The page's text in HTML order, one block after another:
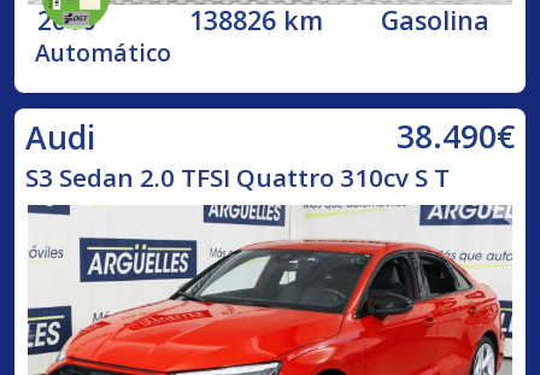
2016 138826 km Gasolina
Automático
Audi 38.490€
S3 Sedan 2.0 TFSI Quattro 310cv S T